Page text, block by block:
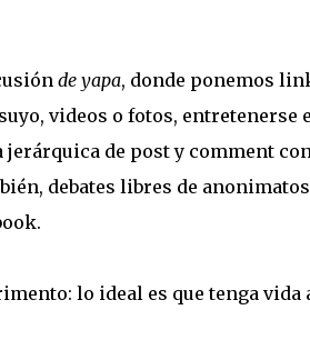
de yapa, donde ponemos
videos o fotos, entretenerse
de post y comment
debates libres de
lo ideal es que tenga